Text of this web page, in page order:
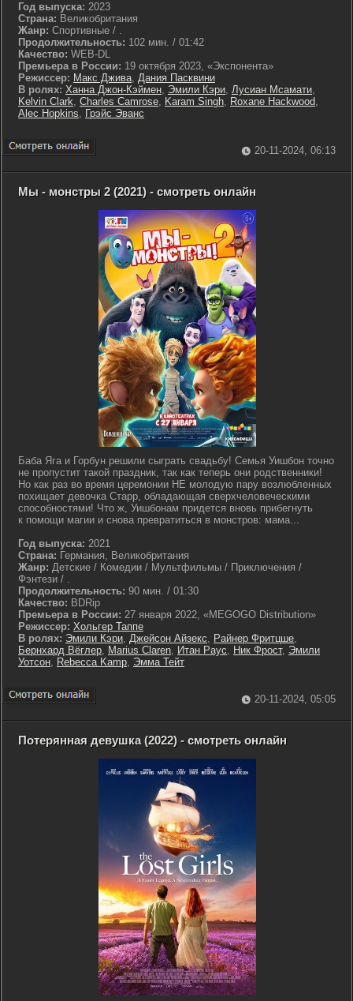
Год выпуска: 2023
Страна: Великобритания
Жанр: Спортивные / .
Продолжительность: 102 мин. / 01:42
Качество: WEB-DL
Премьера в России: 19 октября 2023, «Экспонента»
Режиссер: Макс Джива, Дания Пасквини
В ролях: Ханна Джон-Кэймен, Эмили Кэри, Лусиан Мсамати,
Kelvin Clark, Charles Camrose, Karam Singh, Roxane Hackwood,
Alec Hopkins, Грэйс Эванс
20-11-2024, 06:13
Мы - монстры 2 (2021) - смотреть онлайн
Баба Яга и Горбун решили сыграть свадьбу! Семья Уишбон точно
не пропустит такой праздник, так как теперь они родственники!
Но как раз во время церемонии НЕ молодую пару возлюбленных
похищает девочка Старр, обладающая сверхчеловеческими
способностями! Что ж, Уишбонам придется вновь прибегнуть
к помощи магии и снова превратиться в монстров: мама...
Год выпуска: 2021
Страна: Германия, Великобритания
Жанр: Детские / Комедии / Мультфильмы / Приключения /
Фэнтези / .
Продолжительность: 90 мин. / 01:30
Качество: BDRip
Премьера в России: 27 января 2022, «MEGOGO Distribution»
Режиссер: Хольгер Таппе
В ролях: Эмили Кэри, Джейсон Айзекс, Райнер Фритцше,
Бернхард Вёглер, Marius Claren, Итан Раус, Ник Фрост, Эмили
Уотсон, Rebecca Kamp, Эмма Тейт
20-11-2024, 05:05
Потерянная девушка (2022) - смотреть онлайн